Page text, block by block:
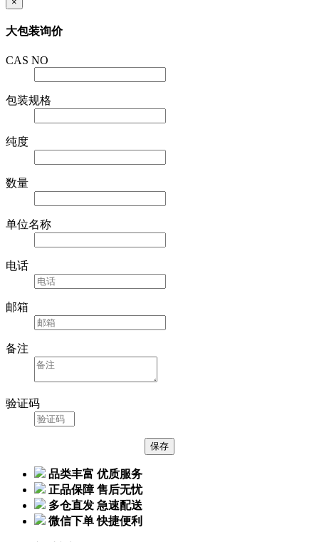
×
大包装询价
CAS NO
包装规格
纯度
数量
单位名称
电话
邮箱
备注
验证码
品类丰富 优质服务
正品保障 售后无忧
多仓直发 急速配送
微信下单 快捷便利